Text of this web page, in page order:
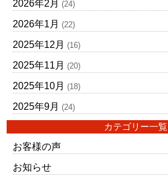
2026年2月 (24)
2026年1月 (22)
2025年12月 (16)
2025年11月 (20)
2025年10月 (18)
2025年9月 (24)
カテゴリー一覧
お客様の声
お知らせ